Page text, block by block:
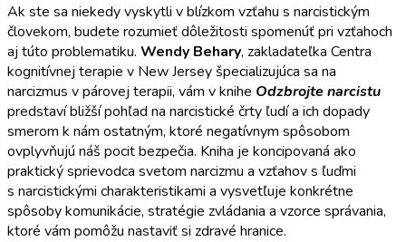
Ak ste sa niekedy vyskytli v blízkom vzťahu s narcistickým
človekom, budete rozumieť dôležitosti spomenúť pri vzťahoch
aj túto problematiku. Wendy Behary, zakladateľka Centra
kognitívnej terapie v New Jersey špecializujúca sa na
narcizmus v párovej terapii, vám v knihe Odzbrojte narcistu
predstaví bližší pohľad na narcistické črty ľudí a ich dopady
smerom k nám ostatným, ktoré negatívnym spôsobom
ovplyvňujú náš pocit bezpečia. Kniha je koncipovaná ako
praktický sprievodca svetom narcizmu a vzťahov s ľuďmi
s narcistickými charakteristikami a vysvetľuje konkrétne
spôsoby komunikácie, stratégie zvládania a vzorce správania,
ktoré vám pomôžu nastaviť si zdravé hranice.